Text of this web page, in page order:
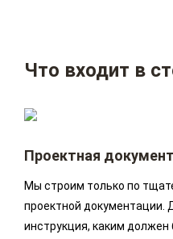
Что входит в
Проектная
Мы строим только по
проектной документации.
инструкция, каким